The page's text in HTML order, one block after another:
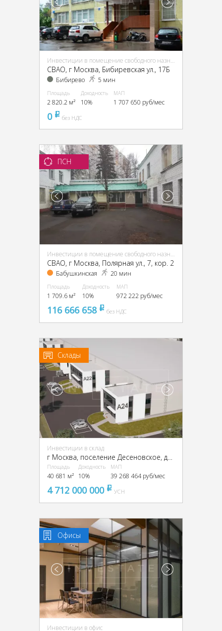
Инвестиции в помещение свободного назначения (ПСН)
CВАО, г Москва, Бибиревская ул., 17Б
Бибирево 5 мин
Площадь
2 820.2 м²
Доходность
10%
МАП
1 707 650 руб/мес
0 pуббез НДС
ПСН
Инвестиции в помещение свободного назначения (ПСН)
CВАО, г Москва, Полярная ул., 7, кор. 2
Бабушкинская 20 мин
Площадь
1 709.6 м²
Доходность
10%
МАП
972 222 руб/мес
116 666 658 pуббез НДС
Склады
Инвестиции в склад
Площадь
40 681 м²
Доходность
10%
МАП
39 268 464 руб/мес
4 712 000 000 pуб
УСН
Офисы
Инвестиции в офис